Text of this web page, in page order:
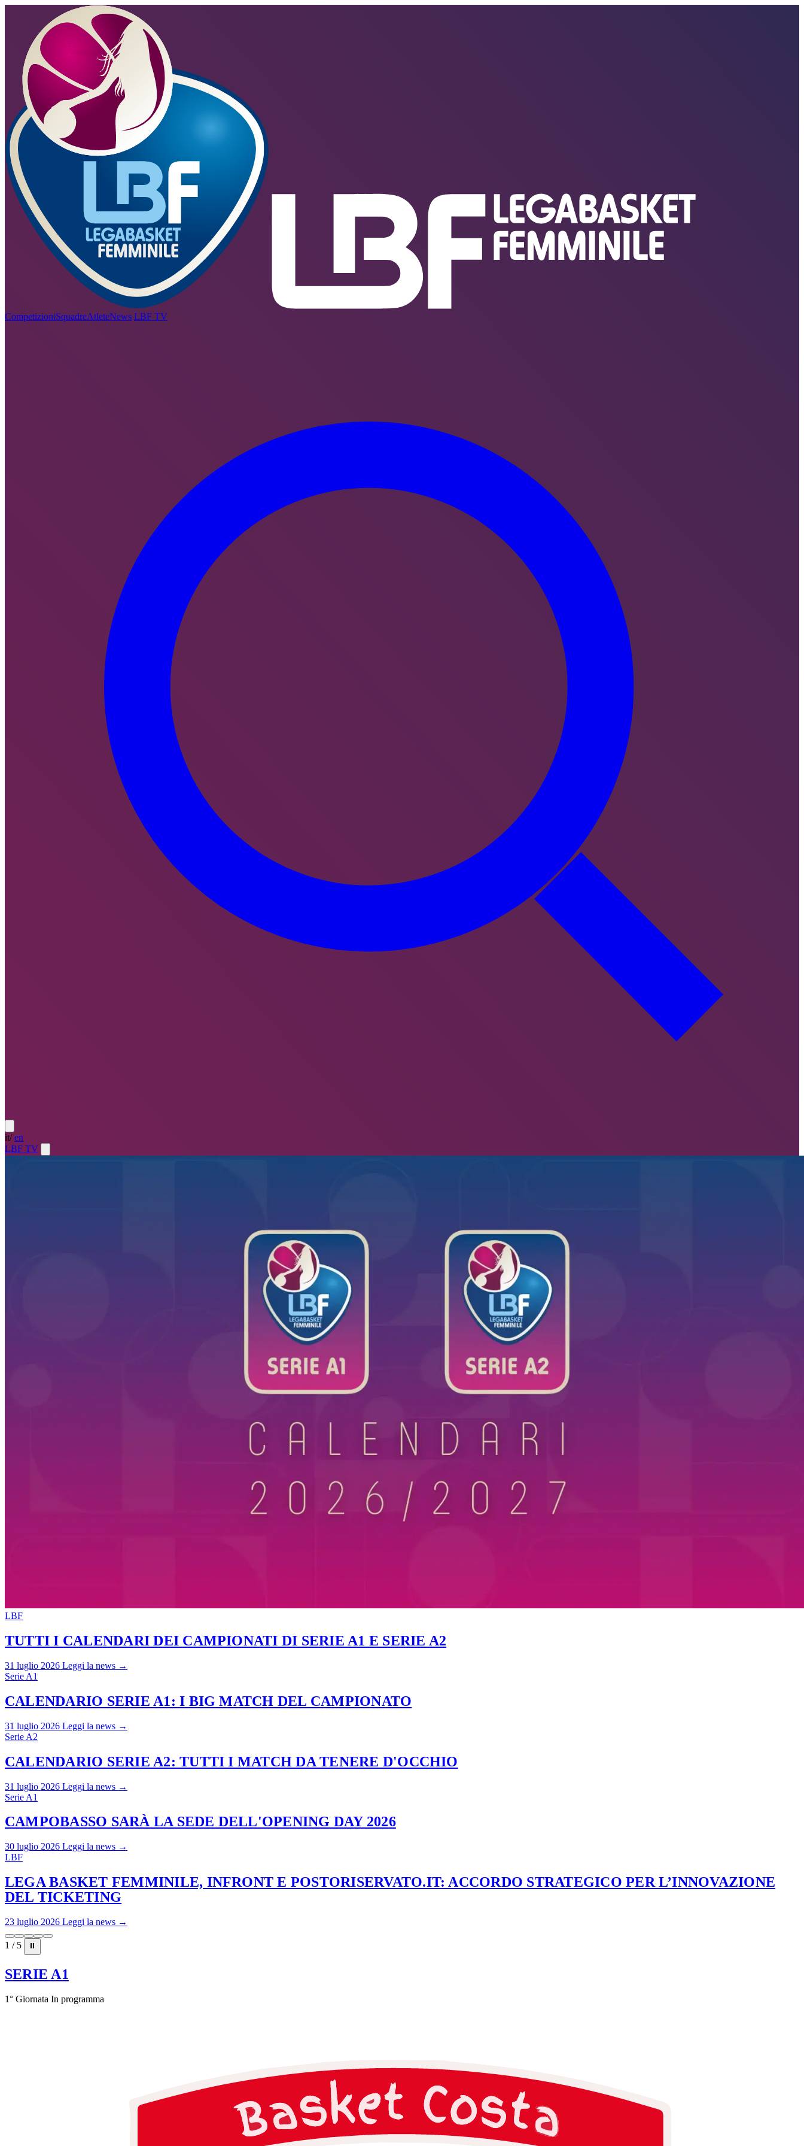
CompetizioniSquadreAtleteNews LBF TV
it/ en
LBF TV
LBF
TUTTI I CALENDARI DEI CAMPIONATI DI SERIE A1 E SERIE A2
31 luglio 2026 Leggi la news →
Serie A1
CALENDARIO SERIE A1: I BIG MATCH DEL CAMPIONATO
31 luglio 2026 Leggi la news →
Serie A2
CALENDARIO SERIE A2: TUTTI I MATCH DA TENERE D'OCCHIO
31 luglio 2026 Leggi la news →
Serie A1
CAMPOBASSO SARÀ LA SEDE DELL'OPENING DAY 2026
30 luglio 2026 Leggi la news →
LBF
LEGA BASKET FEMMINILE, INFRONT E POSTORISERVATO.IT: ACCORDO STRATEGICO PER L’INNOVAZIONE
DEL TICKETING
23 luglio 2026 Leggi la news →
1 / 5 ⏸
SERIE A1
1° Giornata In programma